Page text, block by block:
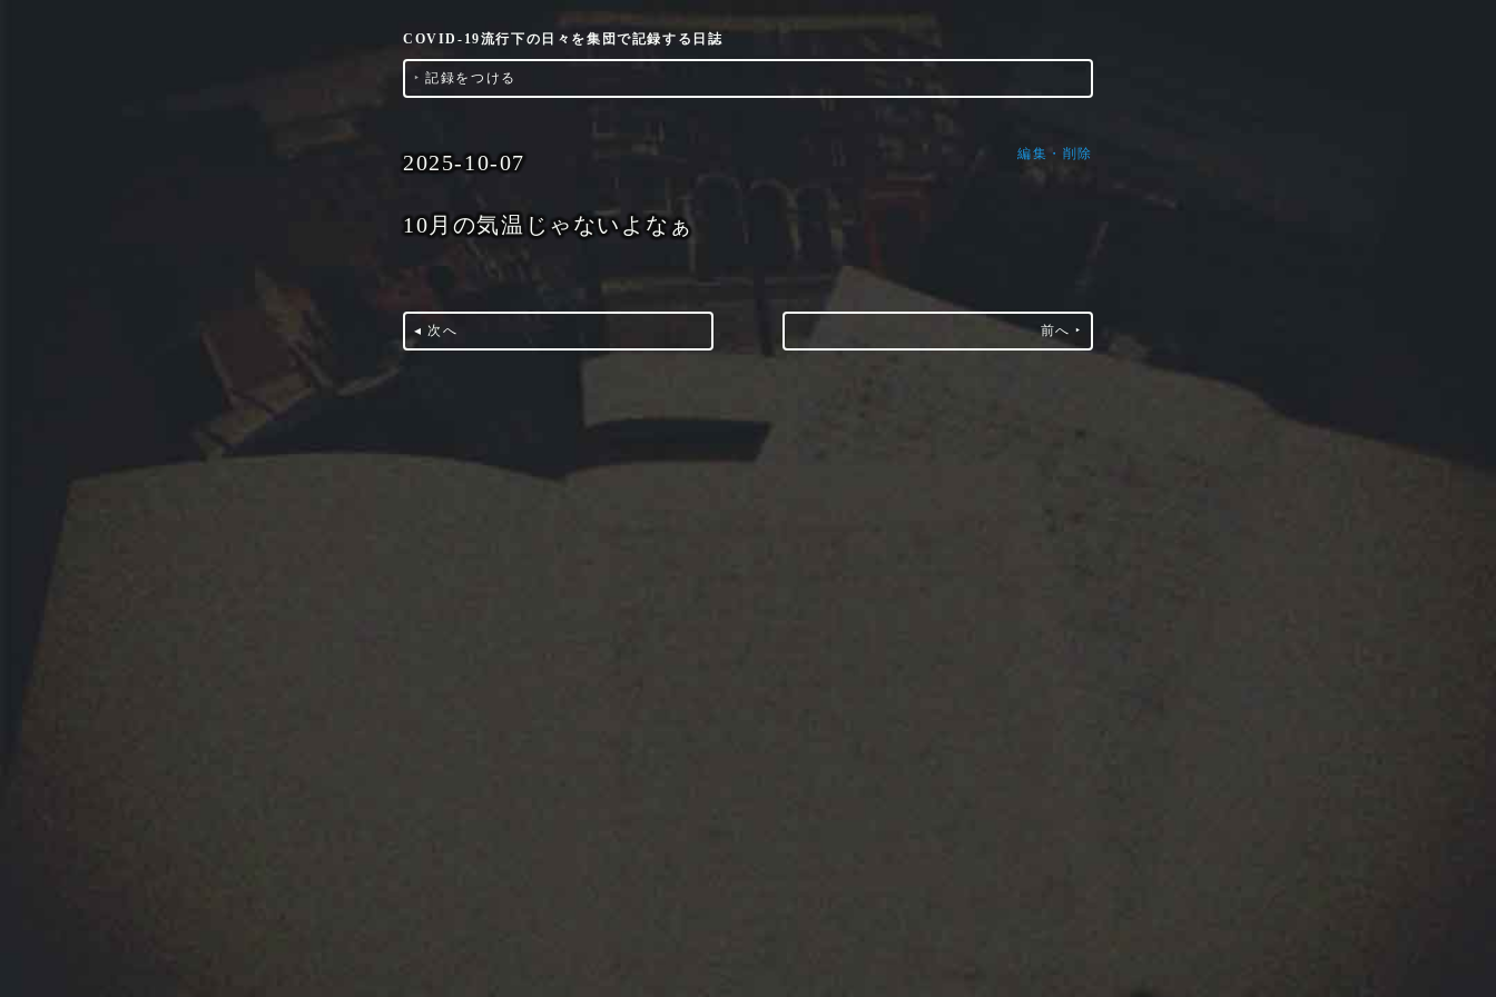
COVID-19流行下の日々を集団で記録する日誌
‣ 記録をつける
2025-10-07 編集・削除
10月の気温じゃないよなぁ
◂ 次へ 前へ ‣